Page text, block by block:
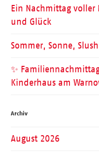
Ein Nachmittag voller
und Glück
Sommer, Sonne,
✨
Kinderhaus am
Archiv
August 2026